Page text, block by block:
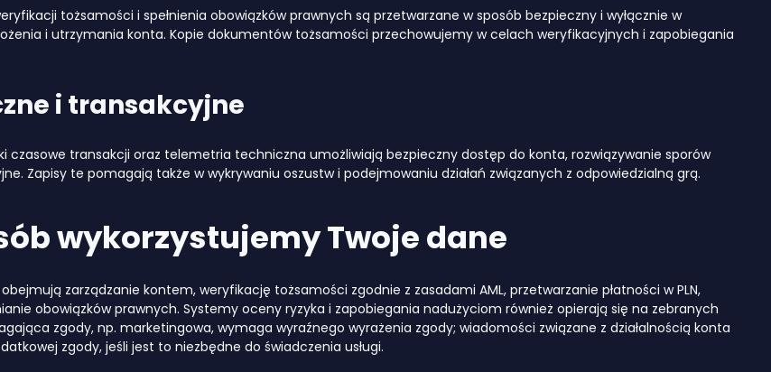
tożsamości i spełnienia obowiązków prawnych są przetwarzane w sposób bezpieczny i wyłącznie w
i utrzymania konta. Kopie dokumentów tożsamości przechowujemy w celach weryfikacyjnych i zapobiegania
i transakcyjne
czasowe transakcji oraz telemetria techniczna umożliwiają bezpieczny dostęp do konta, rozwiązywanie sporów
Zapisy te pomagają także w wykrywaniu oszustw i podejmowaniu działań związanych z odpowiedzialną grą.
wykorzystujemy Twoje dane
zarządzanie kontem, weryfikację tożsamości zgodnie z zasadami AML, przetwarzanie płatności w PLN,
obowiązków prawnych. Systemy oceny ryzyka i zapobiegania nadużyciom również opierają się na zebranych
zgody, np. marketingowa, wymaga wyraźnego wyrażenia zgody; wiadomości związane z działalnością konta
zgody, jeśli jest to niezbędne do świadczenia usługi.